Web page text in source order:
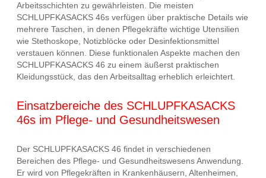
Arbeitsschichten zu gewährleisten. Die meisten
SCHLUPFKASACKS 46s verfügen über praktische Details wie
mehrere Taschen, in denen Pflegekräfte wichtige Utensilien
wie Stethoskope, Notizblöcke oder Desinfektionsmittel
verstauen können. Diese funktionalen Aspekte machen den
SCHLUPFKASACKS 46 zu einem äußerst praktischen
Kleidungsstück, das den Arbeitsalltag erheblich erleichtert.
Einsatzbereiche des SCHLUPFKASACKS
46s im Pflege- und Gesundheitswesen
Der SCHLUPFKASACKS 46 findet in verschiedenen
Bereichen des Pflege- und Gesundheitswesens Anwendung.
Er wird von Pflegekräften in Krankenhäusern, Altenheimen,